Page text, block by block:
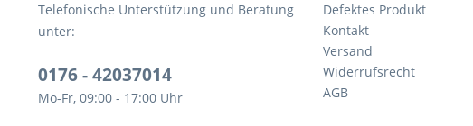
Telefonische Unterstützung und Beratung
unter:
0176 - 42037014
Mo-Fr, 09:00 - 17:00 Uhr
Defektes Produkt
Kontakt
Versand
Widerrufsrecht
AGB